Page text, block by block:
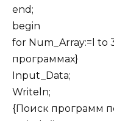
end;
begin
for Num_Array:=l to
программах}
Input_Data;
Writeln;
{Поиск программ